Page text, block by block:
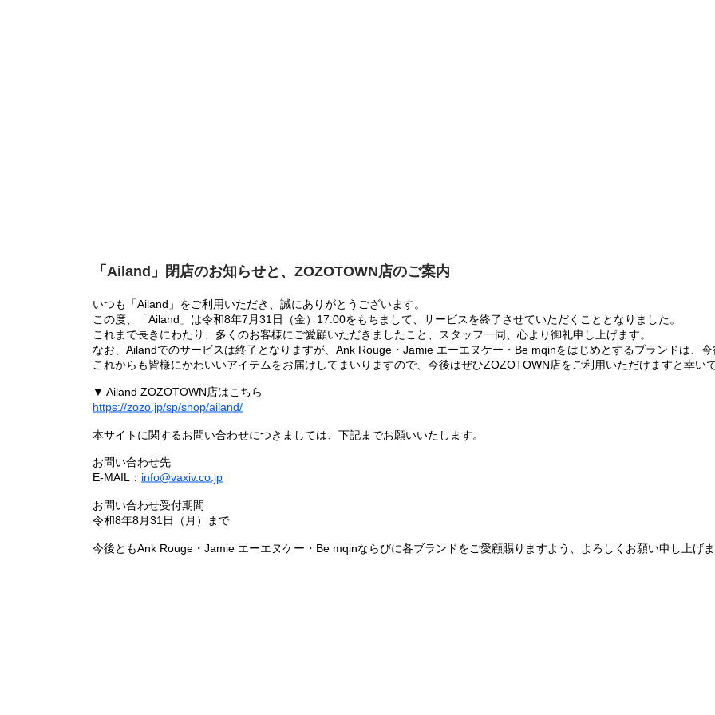
「Ailand」閉店のお知らせと、ZOZOTOWN店のご案内
いつも「Ailand」をご利用いただき、誠にありがとうございます。
この度、「Ailand」は令和8年7月31日（金）17:00をもちまして、サービスを終了させていただくこととなりました。
これまで長きにわたり、多くのお客様にご愛顧いただきましたこと、スタッフ一同、心より御礼申し上げます。
なお、Ailandでのサービスは終了となりますが、Ank Rouge・Jamie エーエヌケー・Be mqinをはじめとするブランドは、
これからも皆様にかわいいアイテムをお届けしてまいりますので、今後はぜひZOZOTOWN店をご利用いただけますと幸いで
▼ Ailand ZOZOTOWN店はこちら
https://zozo.jp/sp/shop/ailand/
本サイトに関するお問い合わせにつきましては、下記までお願いいたします。
お問い合わせ先
E-MAIL： info@vaxiv.co.jp
お問い合わせ受付期間
令和8年8月31日（月）まで
今後ともAnk Rouge・Jamie エーエヌケー・Be mqinならびに各ブランドをご愛顧賜りますよう、よろしくお願い申し上げま